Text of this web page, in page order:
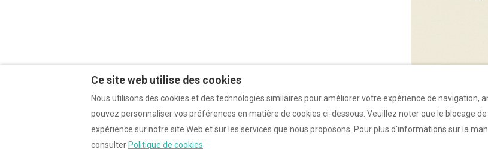
Français
Ce site web utilise des cookies
Nous utilisons des cookies et des technologies similaires pour améliorer votre expérience de navigation,
pouvez personnaliser vos préférences en matière de cookies ci-dessous. Veuillez noter que le blocage
expérience sur notre site Web et sur les services que nous proposons. Pour plus d'informations sur la
consulterPolitique de cookies